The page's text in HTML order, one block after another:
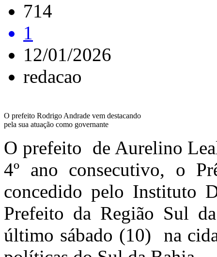
714
1
12/01/2026
redacao
O prefeito Rodrigo Andrade vem destacando
pela sua atuação como governante
O prefeito de Aurelino
4º ano consecutivo, o
concedido pelo Instituto
Prefeito da Região Sul
último sábado (10) na